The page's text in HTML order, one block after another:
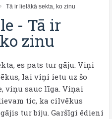
Tā ir lielākā sekta, ko zinu
- Tā ir
zinu
es pats tur gāju. Viņi
lai viņi ietu uz šo
viņu sauc līga. Viņai
tic, ka cilvēkus
tur biju. Garšīgi ēdieni